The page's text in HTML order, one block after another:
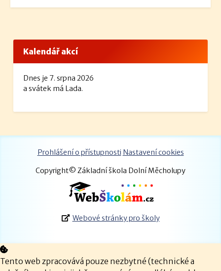
Kalendář akcí
Dnes je 7. srpna 2026
a svátek má Lada.
Prohlášení o přístupnosti Nastavení cookies
Copyright© Základní škola Dolní Měcholupy
Webové stránky pro školy
Tento web zpracovává pouze nezbytné (technické a